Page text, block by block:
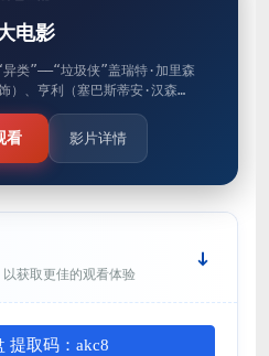
电影
类”——“垃圾侠”盖瑞特·加里森
）、亨利（塞巴斯蒂安·汉森
——正…
看 影片详情
获取更佳的观看体验
提取码：akc8